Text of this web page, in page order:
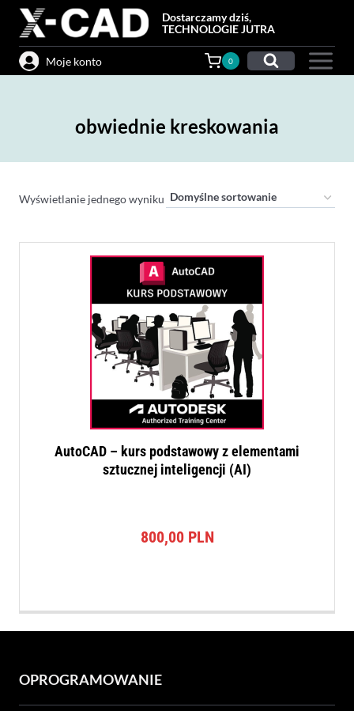
Przejdź
treści
Dostarczamy dziś,
TECHNOLOGIE JUTRA
Moje konto 0
obwiednie kreskowania
Wyświetlanie jednego wyniku
AutoCAD – kurs podstawowy z elementami
sztucznej inteligencji (AI)
800,00 PLN
OPROGRAMOWANIE